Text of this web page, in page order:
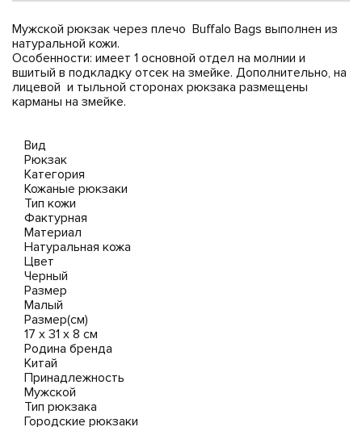
Мужской рюкзак через плечо Buffalo Bags выполнен из
натуральной кожи.
Особенности: имеет 1 основной отдел на молнии и
вшитый в подкладку отсек на змейке. Дополнительно, на
лицевой и тыльной сторонах рюкзака размещены
карманы на змейке.
Вид
Рюкзак
Категория
Кожаные рюкзаки
Тип кожи
Фактурная
Материал
Натуральная кожа
Цвет
Черный
Размер
Малый
Размер(см)
17 х 31 х 8 см
Родина бренда
Китай
Принадлежность
Мужской
Тип рюкзака
Городские рюкзаки